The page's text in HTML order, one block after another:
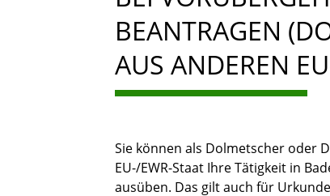
BEANTRAGEN
AUS ANDEREN
Sie können als Dolmetscher oder
EU-/EWR-Staat Ihre Tätigkeit in
ausüben. Das gilt auch für